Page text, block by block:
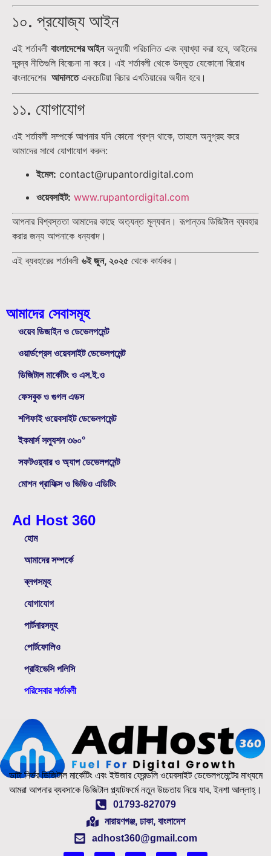
১০. প্রযোজ্য আইন
এই শর্তাবলী বাংলাদেশের আইনঅনুযায়ী পরিচালিত এবং ব্যাখ্যা করা হবে, আইনের
দ্বন্দ্ব নীতিগুলি বিবেচনা না করে। এই শর্তাবলী থেকে উদ্ভূত যেকোনো বিরোধ
বাংলাদেশের আদালতেএকচেটিয়া বিচার এখতিয়ারের অধীন হবে।
১১. যোগাযোগ
এই শর্তাবলী সম্পর্কে আপনার যদি কোনো প্রশ্ন থাকে, তাহলে অনুগ্রহ করে
আমাদের সাথে যোগাযোগ করুন:
ইমেল: contact@rupantordigital.com
ওয়েবসাইট: www.rupantordigital.com
আপনার বিশ্বস্ততা আমাদের কাছে অত্যন্ত মূল্যবান। রূপান্তর ডিজিটাল ব্যবহার
করার জন্য আপনাকে ধন্যবাদ।
এই ব্যবহারের শর্তাবলী ৬ই জুন, ২০২৫ থেকে কার্যকর।
ডাটা নির্ভর ডিজিটাল মার্কেটিং এবং ইউজার ফ্রেন্ডলি ওয়েবসাইট ডেভেলপমেন্টের মাধ্যমে
আমরা আপনার ব্যবসাকে ডিজিটাল প্ল্যাটফর্মে নতুন উচ্চতায় নিয়ে যাব, ইনশা আল্লাহ্‌।
01793-827079
নারায়ণগঞ্জ, ঢাকা, বাংলাদেশ
adhost360@gmail.com
Ad Host 360
হোম
আমাদের সম্পর্কে
ব্লগসমূহ
যোগাযোগ
পার্টনারসমূহ
পোর্টফোলিও
প্রাইভেসি পলিসি
পরিসেবার শর্তাবলী
আমাদের সেবাসমূহ
ওয়েব ডিজাইন ও ডেভেলপমেন্ট
ওয়ার্ডপ্রেস ওয়েবসাইট ডেভেলপমেন্ট
ডিজিটাল মার্কেটিং ও এস.ই.ও
ফেসবুক ও গুগল এডস
শপিফাই ওয়েবসাইট ডেভেলপমেন্ট
ইকমার্স সল্যুশন ৩৬০°
সফটওয়্যার ও অ্যাপ ডেভেলপমেন্ট
মোশন গ্রাফিক্স ও ভিডিও এডিটিং